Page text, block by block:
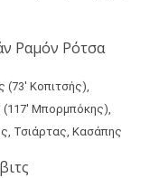
Ραμόν Ρότσα
(73' Κοπιτσής),
Μπορμπόκης),
Τσιάρτας, Κασάπης